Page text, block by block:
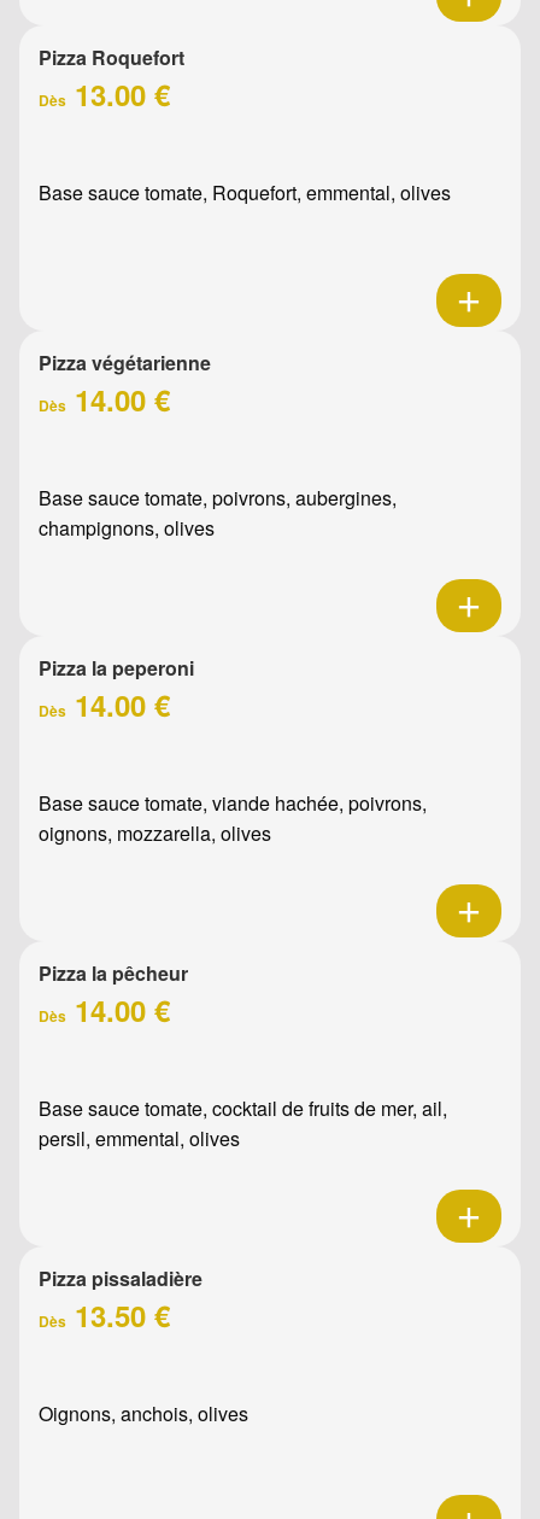
Pizza Roquefort
Dès 13.00 €
Base sauce tomate, Roquefort, emmental, olives
Pizza végétarienne
Dès 14.00 €
Base sauce tomate, poivrons, aubergines,
champignons, olives
Pizza la peperoni
Dès 14.00 €
Base sauce tomate, viande hachée, poivrons,
oignons, mozzarella, olives
Pizza la pêcheur
Dès 14.00 €
Base sauce tomate, cocktail de fruits de mer, ail,
persil, emmental, olives
Pizza pissaladière
Dès 13.50 €
Oignons, anchois, olives